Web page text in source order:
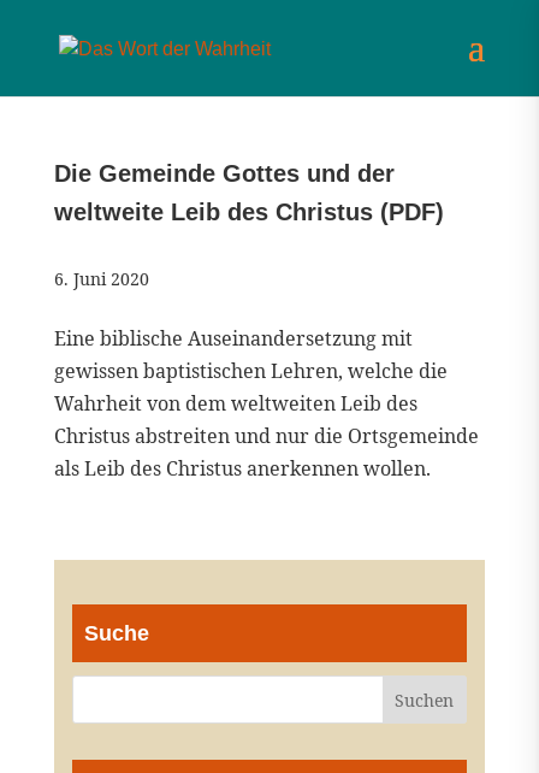
Die Gemeinde Gottes und der
weltweite Leib des Christus (PDF)
6. Juni 2020
Eine biblische Auseinandersetzung mit
gewissen baptistischen Lehren, welche die
Wahrheit von dem weltweiten Leib des
Christus abstreiten und nur die Ortsgemeinde
als Leib des Christus anerkennen wollen.
Suche